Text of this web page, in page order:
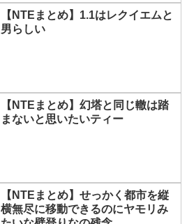
【NTEまとめ】1.1はレクイエムと
男らしい
【NTEまとめ】幻塔と同じ轍は踏
まないと思いたいティー
【NTEまとめ】せっかく都市を縦
横無尽に移動できるのにヤモリみ